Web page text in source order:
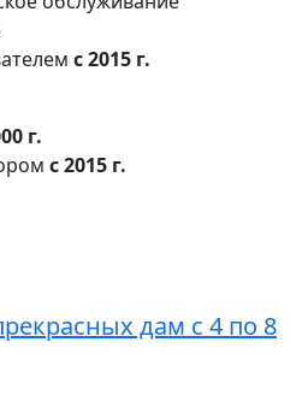
с 2015 г.
г.
с 2015 г.
дам с 4 по 8